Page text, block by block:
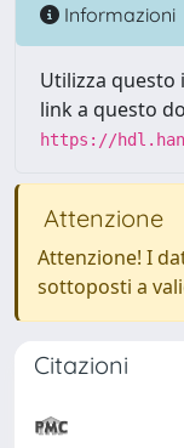
Informazioni
Utilizza
link a questo
https://
Attenzione
Attenzione! I
sottoposti a
Citazioni